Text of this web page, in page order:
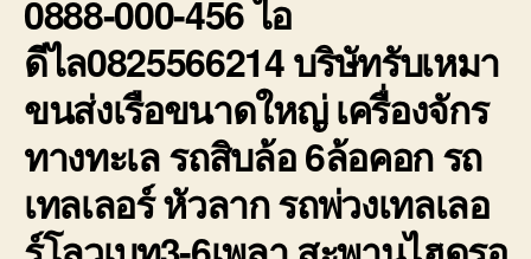
0888-000-456 ไอ
ดีไล0825566214 บริษัทรับเหมา
ขนส่งเรือขนาดใหญ่ เครื่องจักร
ทางทะเล รถสิบล้อ 6ล้อคอก รถ
เทลเลอร์ หัวลาก รถพ่วงเทลเลอ